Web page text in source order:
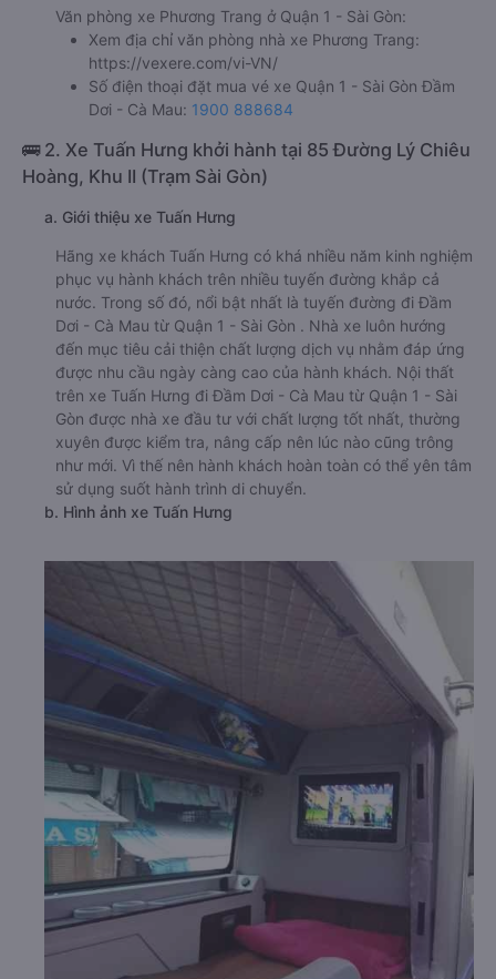
Văn phòng xe Phương Trang ở Quận 1 - Sài Gòn:
Xem địa chỉ văn phòng nhà xe Phương Trang:
https://vexere.com/vi-VN/
Số điện thoại đặt mua vé xe Quận 1 - Sài Gòn Đầm
Dơi - Cà Mau: 1900 888684
🚌 2. Xe Tuấn Hưng khởi hành tại 85 Đường Lý Chiêu
Hoàng, Khu II (Trạm Sài Gòn)
a. Giới thiệu xe Tuấn Hưng
Hãng xe khách Tuấn Hưng có khá nhiều năm kinh nghiệm
phục vụ hành khách trên nhiều tuyến đường khắp cả
nước. Trong số đó, nổi bật nhất là tuyến đường đi Đầm
Dơi - Cà Mau từ Quận 1 - Sài Gòn . Nhà xe luôn hướng
đến mục tiêu cải thiện chất lượng dịch vụ nhằm đáp ứng
được nhu cầu ngày càng cao của hành khách. Nội thất
trên xe Tuấn Hưng đi Đầm Dơi - Cà Mau từ Quận 1 - Sài
Gòn được nhà xe đầu tư với chất lượng tốt nhất, thường
xuyên được kiểm tra, nâng cấp nên lúc nào cũng trông
như mới. Vì thế nên hành khách hoàn toàn có thể yên tâm
sử dụng suốt hành trình di chuyển.
b. Hình ảnh xe Tuấn Hưng